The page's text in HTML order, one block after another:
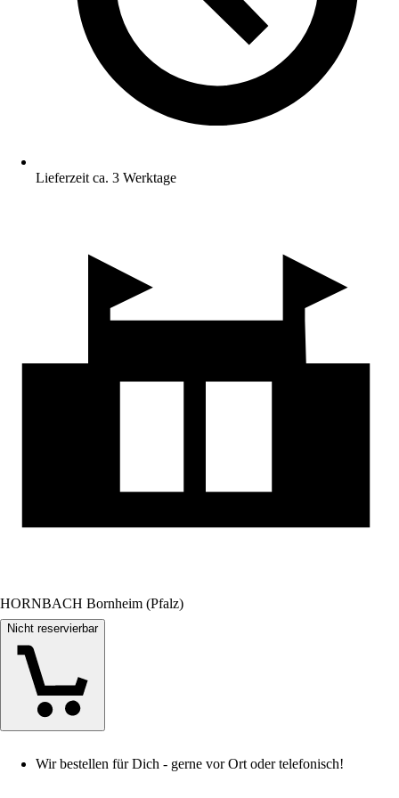
Lieferzeit ca. 3 Werktage
HORNBACH Bornheim (Pfalz)
Nicht reservierbar
Wir bestellen für Dich - gerne vor Ort oder telefonisch!